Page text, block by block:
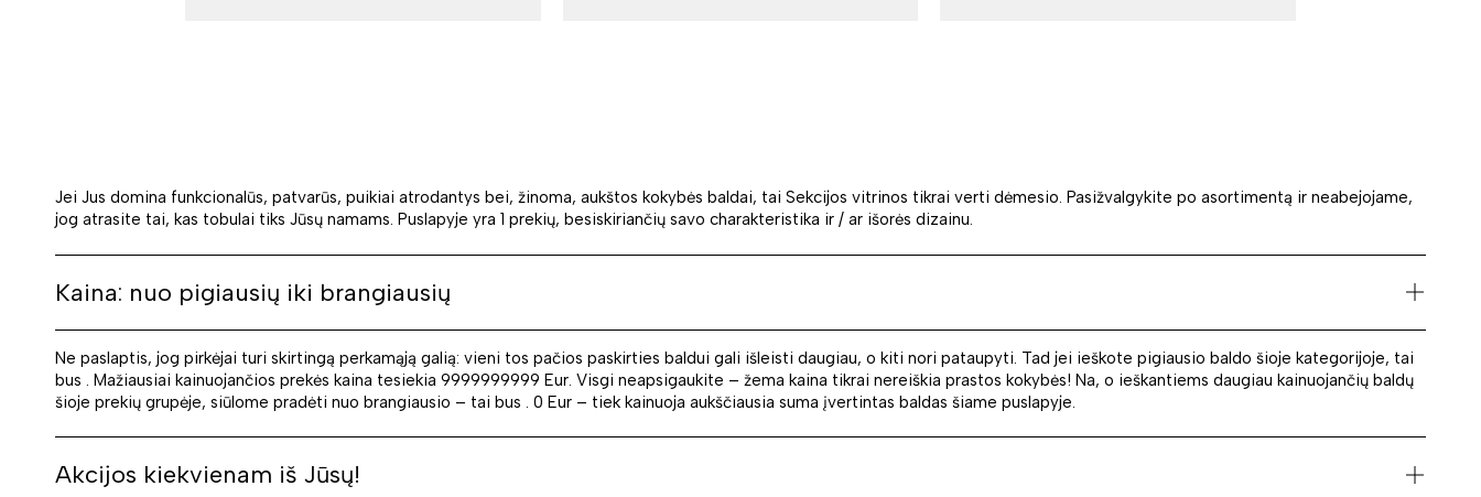
Jei Jus domina funkcionalūs, patvarūs, puikiai atrodantys bei, žinoma, aukštos kokybės baldai, tai Sekcijos vitrinos tikrai verti dėmesio. Pasižvalgykite po asortimentą ir neabejojame,
jog atrasite tai, kas tobulai tiks Jūsų namams. Puslapyje yra 1 prekių, besiskiriančių savo charakteristika ir / ar išorės dizainu.
Kaina: nuo pigiausių iki brangiausių
Ne paslaptis, jog pirkėjai turi skirtingą perkamąją galią: vieni tos pačios paskirties baldui gali išleisti daugiau, o kiti nori pataupyti. Tad jei ieškote pigiausio baldo šioje kategorijoje, tai
bus . Mažiausiai kainuojančios prekės kaina tesiekia 9999999999 Eur. Visgi neapsigaukite – žema kaina tikrai nereiškia prastos kokybės! Na, o ieškantiems daugiau kainuojančių baldų
šioje prekių grupėje, siūlome pradėti nuo brangiausio – tai bus . 0 Eur – tiek kainuoja aukščiausia suma įvertintas baldas šiame puslapyje.
Akcijos kiekvienam iš Jūsų!